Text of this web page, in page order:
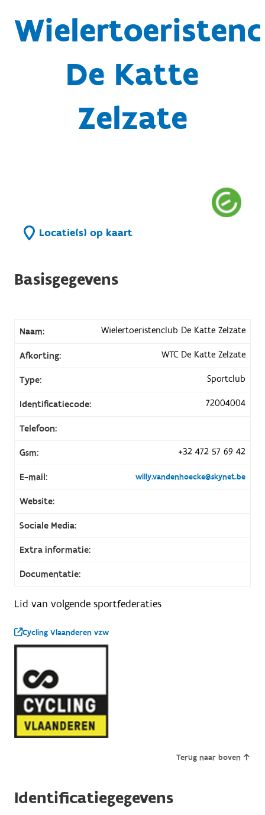
De Katte
Zelzate
Locatie(s) op kaart
Basisgegevens
Naam: Wielertoeristenclub De Katte Zelzate
Afkorting: WTC De Katte Zelzate
Type: Sportclub
Identificatiecode: 72004004
Telefoon:
Gsm: +32 472 57 69 42
E-mail: willy.vandenhoecke@skynet.be
Website:
Sociale Media:
Extra informatie:
Documentatie:
Lid van volgende sportfederaties
Cycling Vlaanderen vzw
Terug naar boven
Identificatiegegevens